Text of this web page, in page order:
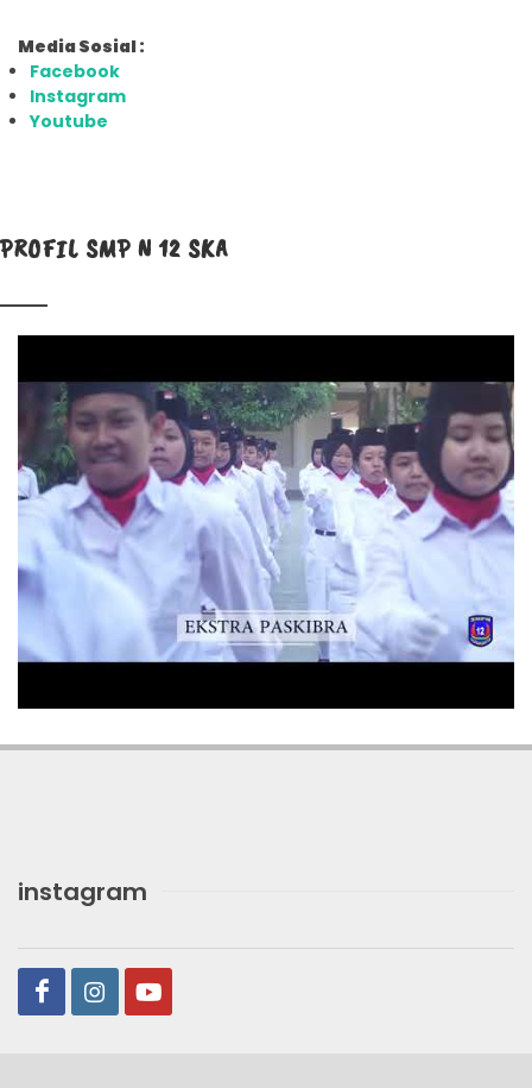
Media Sosial :
Facebook
Instagram
Youtube
PROFIL SMP N 12 SKA
instagram